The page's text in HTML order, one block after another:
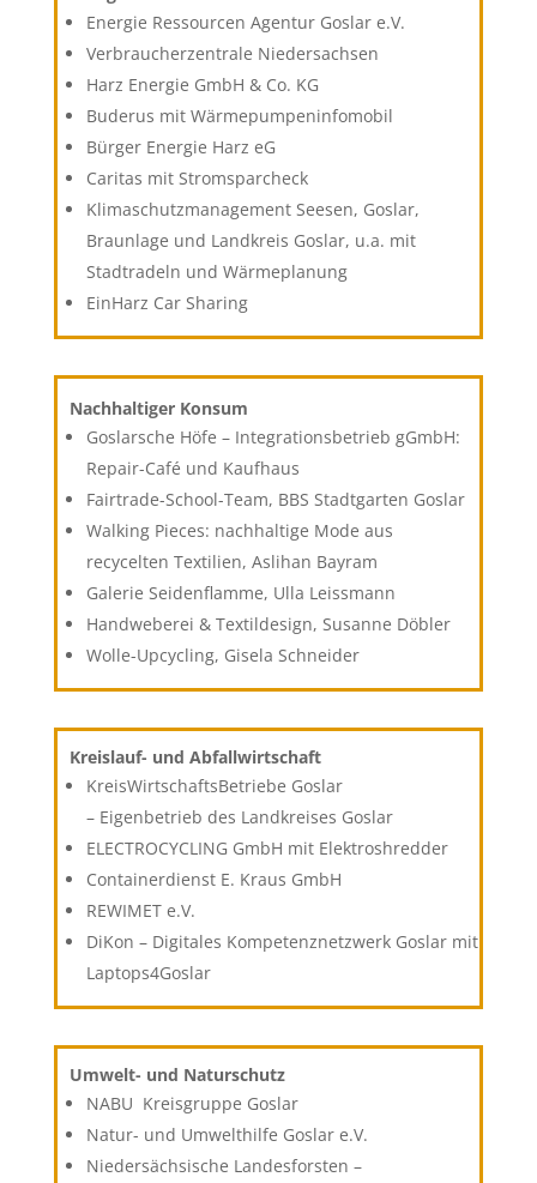
Energie Ressourcen Agentur Goslar e.V.
Verbraucherzentrale Niedersachsen
Harz Energie GmbH & Co. KG
Buderus mit Wärmepumpeninfomobil
Bürger Energie Harz eG
Caritas mit Stromsparcheck
Klimaschutzmanagement Seesen, Goslar,
Braunlage und Landkreis Goslar, u.a. mit
Stadtradeln und Wärmeplanung
EinHarz Car Sharing
Nachhaltiger Konsum
Goslarsche Höfe – Integrationsbetrieb gGmbH:
Repair-Café und Kaufhaus
Fairtrade-School-Team, BBS Stadtgarten Goslar
Walking Pieces: nachhaltige Mode aus
recycelten Textilien, Aslihan Bayram
Galerie Seidenflamme, Ulla Leissmann
Handweberei & Textildesign, Susanne Döbler
Wolle-Upcycling, Gisela Schneider
Kreislauf- und Abfallwirtschaft
KreisWirtschaftsBetriebe Goslar
– Eigenbetrieb des Landkreises Goslar
ELECTROCYCLING GmbH mit Elektroshredder
Containerdienst E. Kraus GmbH
REWIMET e.V.
DiKon – Digitales Kompetenznetzwerk Goslar mit
Laptops4Goslar
Umwelt- und Naturschutz
NABU Kreisgruppe Goslar
Natur- und Umwelthilfe Goslar e.V.
Niedersächsische Landesforsten –